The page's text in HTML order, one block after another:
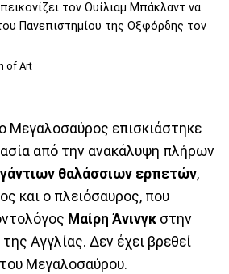
τον Ουίλιαμ Μπάκλαντ να
Πανεπιστημίου της Οξφόρδης τον
of Art
Μεγαλοσαύρος επισκιάστηκε
από την ανακάλυψη πλήρων
θαλάσσιων ερπετών,
και ο πλειόσαυρος, που
Μαίρη Άνινγκ στην
Αγγλίας. Δεν έχει βρεθεί
Μεγαλοσαύρου.